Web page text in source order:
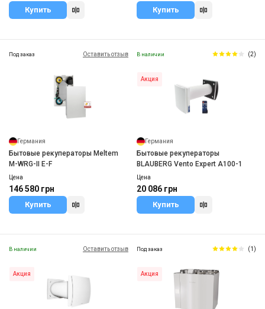
Купить Купить
Под заказ Оставить отзыв
Германия
Бытовые рекуператоры Meltem
M-WRG-II E-F
Цена
146 580 грн
Купить
В наличии (2)
Акция
Германия
Бытовые рекуператоры
BLAUBERG Vento Expert A100-1
Цена
20 086 грн
Купить
В наличии Оставить отзыв
Акция
Под заказ (1)
Акция